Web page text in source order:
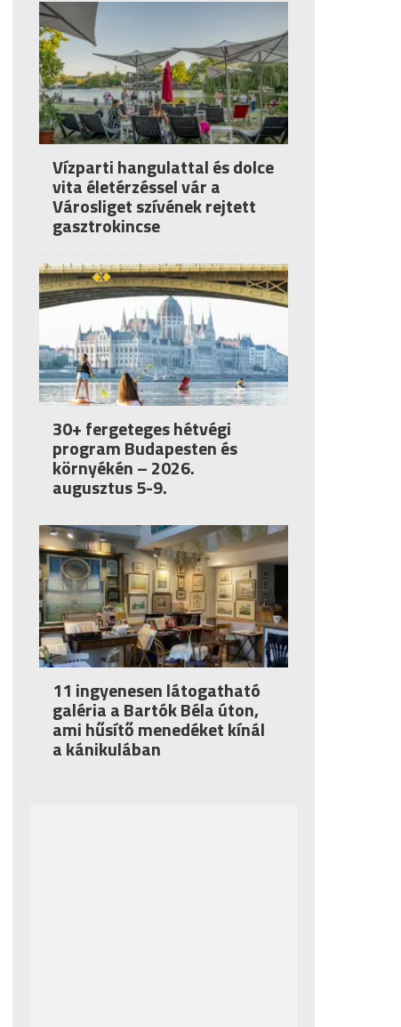
Vízparti hangulattal és dolce
vita életérzéssel vár a
Városliget szívének rejtett
gasztrokincse
30+ fergeteges hétvégi
program Budapesten és
környékén – 2026.
augusztus 5-9.
11 ingyenesen látogatható
galéria a Bartók Béla úton,
ami hűsítő menedéket kínál
a kánikulában